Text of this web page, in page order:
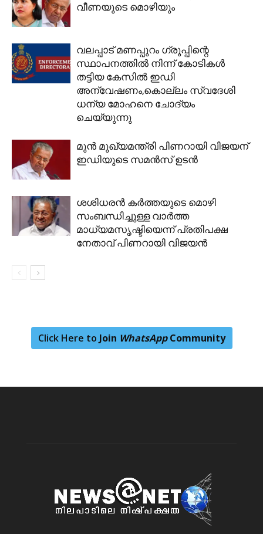
വീണയുടെ മൊഴിയും
വലപ്പാട് മണപ്പുറം ഗ്രൂപ്പിന്റെ
സ്ഥാപനത്തില്‍ നിന്ന് കോടികള്‍
തട്ടിയ കേസില്‍ ഇഡി
അന്വേഷണം,കൊല്ലം സ്വദേശി
ധന്യ മോഹനെ ചോദ്യം
ചെയ്യുന്നു
മുന്‍ മുഖ്യമന്ത്രി പിണറായി വിജയന്
ഇഡിയുടെ സമന്‍സ് ഉടന്‍
ശശിധരന്‍ കര്‍ത്തയുടെ മൊഴി
സംബന്ധിച്ചുള്ള വാര്‍ത്ത
മാധ്യമസൃഷ്ടിയെന്ന് പ്രതിപക്ഷ
നേതാവ് പിണറായി വിജയന്‍
Click Here to Join WhatsAppCommunity